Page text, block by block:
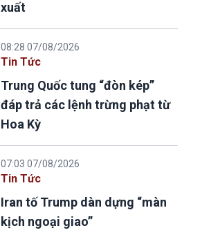
xuất
08:28 07/08/2026
Tin Tức
Trung Quốc tung “đòn kép”
đáp trả các lệnh trừng phạt từ
Hoa Kỳ
07:03 07/08/2026
Tin Tức
Iran tố Trump dàn dựng “màn
kịch ngoại giao”